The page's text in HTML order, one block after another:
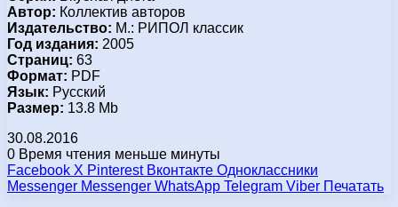
Автор: Коллектив авторов
Издательство: М.: РИПОЛ классик
Год издания: 2005
Страниц: 63
Формат: PDF
Язык: Русский
Размер: 13.8 Mb
30.08.2016
0 Время чтения меньше минуты
Facebook X Pinterest Вконтакте Одноклассники
Messenger Messenger WhatsApp Telegram Viber Печатать